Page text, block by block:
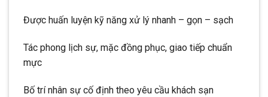
Được huấn luyện kỹ năng xử lý nhanh – gọn – sạch
Tác phong lịch sự, mặc đồng phục, giao tiếp chuẩn
mực
Bố trí nhân sự cố định theo yêu cầu khách sạn